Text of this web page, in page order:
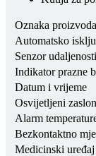
Oznaka proizvoda
Automatsko
Senzor udaljenosti
Indikator prazne
Datum i vrijeme
Osvijetljeni zaslon
Alarm
Bezkontaktno
Medicinski uređaj